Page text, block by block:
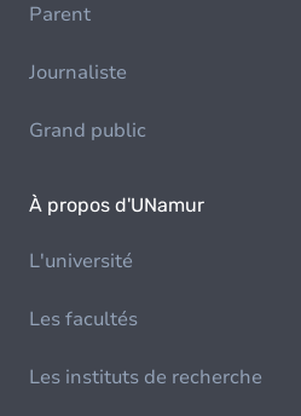
Parent
Journaliste
Grand public
À propos d'UNamur
L'université
Les facultés
Les instituts de recherche